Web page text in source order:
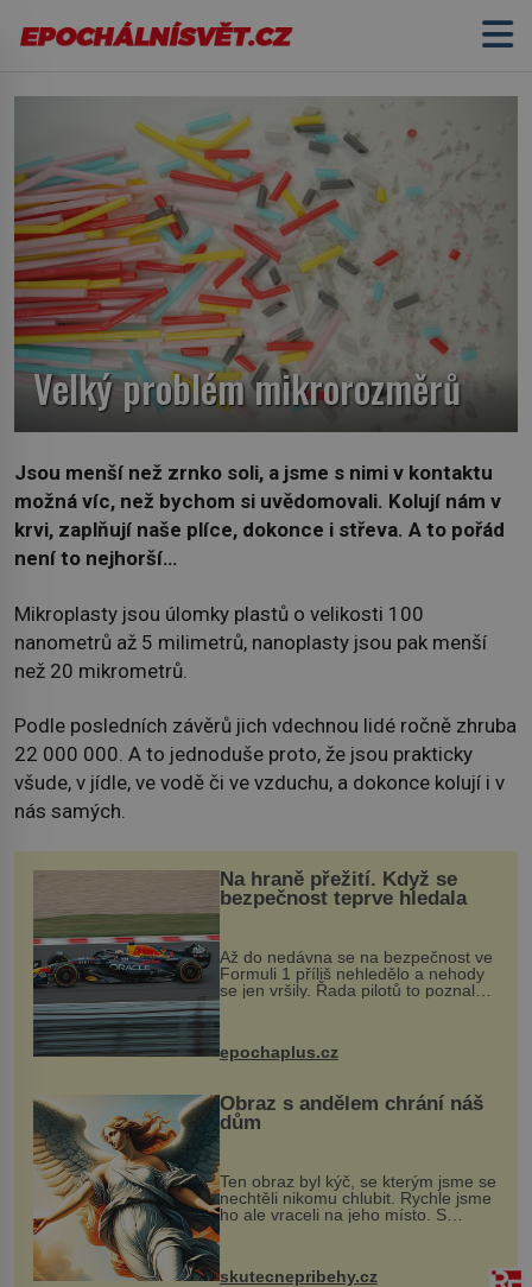
Velký problém mikrorozměrů
Jsou menší než zrnko soli, a jsme s nimi v kontaktu
možná víc, než bychom si uvědomovali. Kolují nám v
krvi, zaplňují naše plíce, dokonce i střeva. A to pořád
není to nejhorší…
Mikroplasty jsou úlomky plastů o velikosti 100
nanometrů až 5 milimetrů, nanoplasty jsou pak menší
než 20 mikrometrů.
Podle posledních závěrů jich vdechnou lidé ročně zhruba
22 000 000. A to jednoduše proto, že jsou prakticky
všude, v jídle, ve vodě či ve vzduchu, a dokonce kolují i v
nás samých.
Na hraně přežití. Když se
bezpečnost teprve hledala
Až do nedávna se na bezpečnost ve
Formuli 1 příliš nehledělo a nehody
se jen vršily. Řada pilotů to poznala
na vlastní kůži, často s trvalými
následky nebo bohužel i ztrátou
života. Dnes nepochopiteln...
epochaplus.cz
Obraz s andělem chrání náš
dům
Ten obraz byl kýč, se kterým jsme se
nechtěli nikomu chlubit. Rychle jsme
ho ale vraceli na jeho místo. S
manželem Vaškem jsme si pořídili
chaloupku, takový domek na severu
Čech, kde jsme si naplánova...
skutecnepribehy.cz